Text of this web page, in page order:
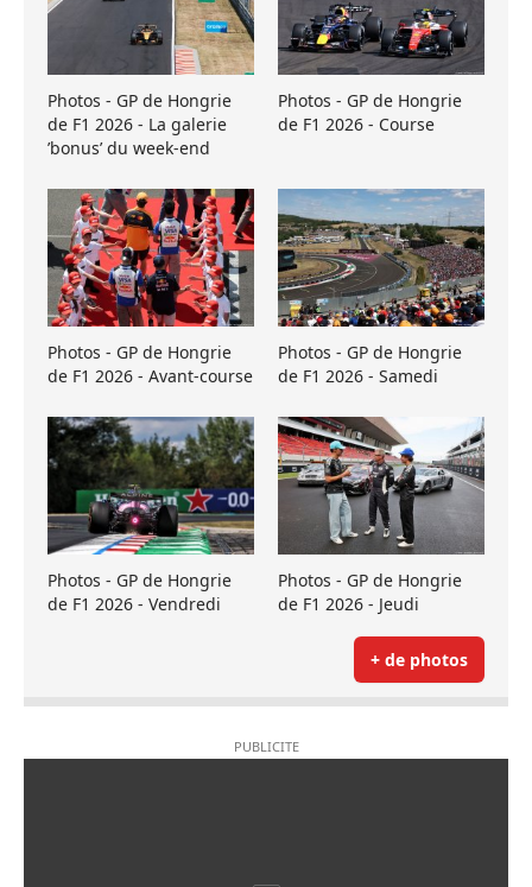
Photos - GP de Hongrie
de F1 2026 - La galerie
’bonus’ du week-end
Photos - GP de Hongrie
de F1 2026 - Course
Photos - GP de Hongrie
de F1 2026 - Avant-course
Photos - GP de Hongrie
de F1 2026 - Samedi
Photos - GP de Hongrie
de F1 2026 - Vendredi
Photos - GP de Hongrie
de F1 2026 - Jeudi
+ de photos